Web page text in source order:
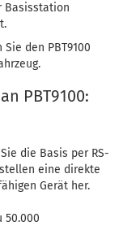
Basisstation
den PBT9100
PBT9100:
die Basis per RS-
eine direkte
Gerät her.
50.000